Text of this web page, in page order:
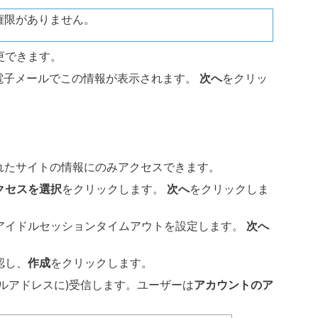
限がありません。
きます。
メールでこの情報が表示されます。 次へをクリッ
サイトの情報にのみアクセスできます。
セスを選択をクリックします。 次へをクリックしま
ドルセッションタイムアウトを設定します。 次へ
、 作成をクリックします。
アドレスに)受信します。ユーザーはアカウントのア